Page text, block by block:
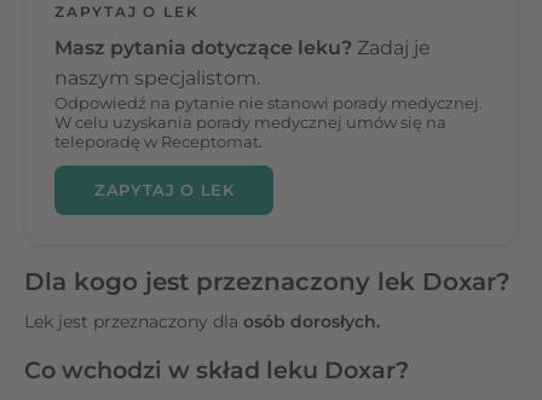
ZAPYTAJ O LEK
Masz pytania dotyczące leku? Zadaj je
naszym specjalistom.
Odpowiedź na pytanie nie stanowi porady medycznej.
W celu uzyskania porady medycznej umów się na
teleporadę w Receptomat.
ZAPYTAJ O LEK
Dla kogo jest przeznaczony lek Doxar?
Lek jest przeznaczony dla osób dorosłych.
Co wchodzi w skład leku Doxar?